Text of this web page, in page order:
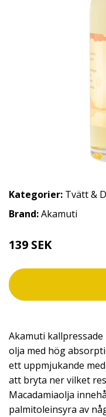
Kategorier: Tvätt &
Brand:Akamuti
139 SEK
Akamuti kallpressade
olja med hög
ett uppmjukande
att bryta ner vilket
Macadamiaolja
palmitoleinsyra av